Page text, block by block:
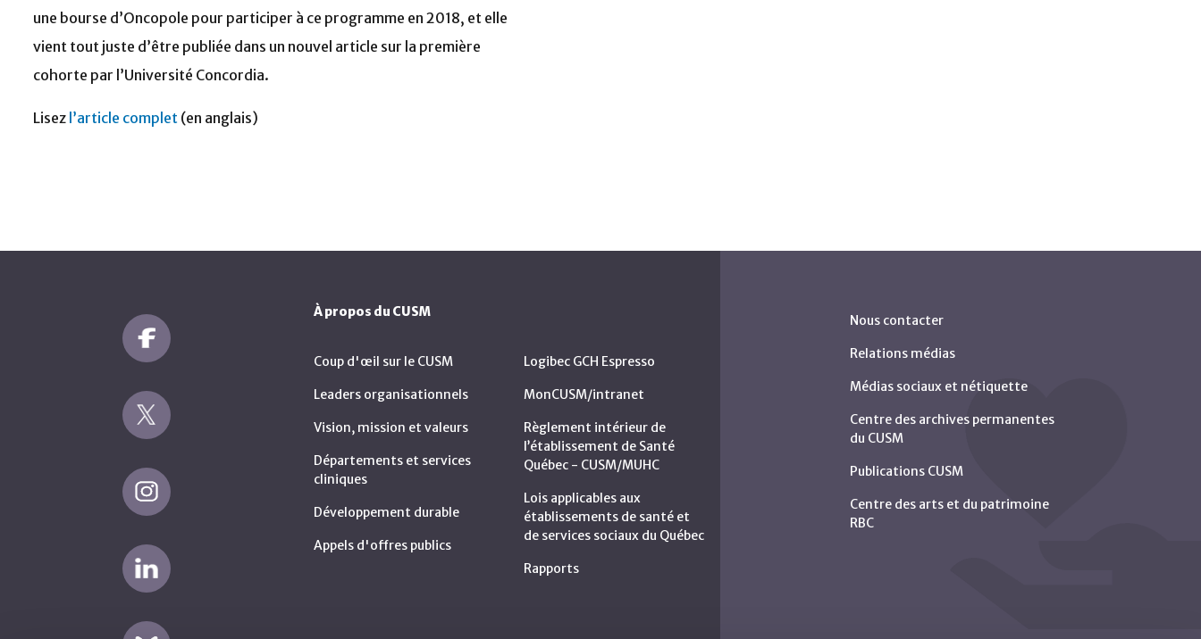
une bourse d’Oncopole pour participer à ce programme en 2018, et elle
vient tout juste d’être publiée dans un nouvel article sur la première
cohorte par l’Université Concordia.
Lisez l’article complet (en anglais)
À propos du CUSM
Coup d'œil sur le CUSM
Leaders organisationnels
Vision, mission et valeurs
Départements et services
cliniques
Développement durable
Appels d'offres publics
Logibec GCH Espresso
MonCUSM/intranet
Règlement intérieur de
l’établissement de Santé
Québec - CUSM/MUHC
Lois applicables aux
établissements de santé et
de services sociaux du Québec
Rapports
Nous contacter
Relations médias
Médias sociaux et nétiquette
Centre des archives permanentes
du CUSM
Publications CUSM
Centre des arts et du patrimoine
RBC